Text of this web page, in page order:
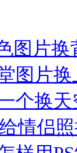
图片换
图片
个换
情侣